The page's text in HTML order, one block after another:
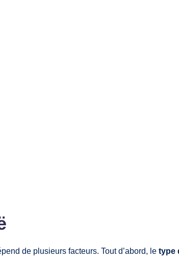
de plusieurs facteurs. Tout d’abord, le type